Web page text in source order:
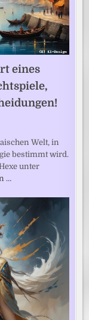
eines
Welt, in
bestimmt wird.
unter
…